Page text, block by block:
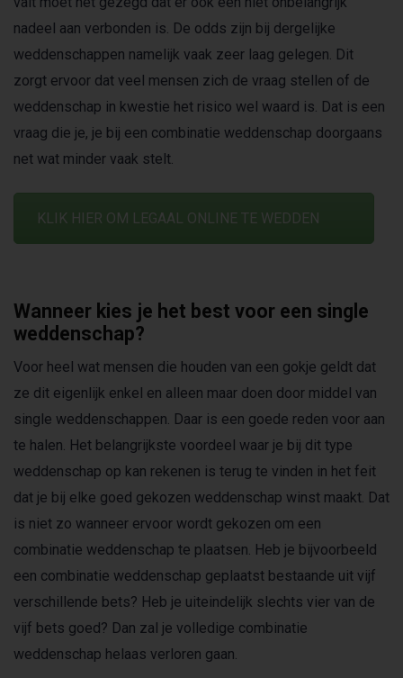
nadeel aan verbonden is. De odds zijn bij dergelijke
weddenschappen namelijk vaak zeer laag gelegen. Dit
zorgt ervoor dat veel mensen zich de vraag stellen of de
weddenschap in kwestie het risico wel waard is. Dat is een
vraag die je, je bij een combinatie weddenschap doorgaans
net wat minder vaak stelt.
KLIK HIER OM LEGAAL ONLINE TE WEDDEN
Wanneer kies je het best voor een single
weddenschap?
Voor heel wat mensen die houden van een gokje geldt dat
ze dit eigenlijk enkel en alleen maar doen door middel van
single weddenschappen. Daar is een goede reden voor aan
te halen. Het belangrijkste voordeel waar je bij dit type
weddenschap op kan rekenen is terug te vinden in het feit
dat je bij elke goed gekozen weddenschap winst maakt. Dat
is niet zo wanneer ervoor wordt gekozen om een
combinatie weddenschap te plaatsen. Heb je bijvoorbeeld
een combinatie weddenschap geplaatst bestaande uit vijf
verschillende bets? Heb je uiteindelijk slechts vier van de
vijf bets goed? Dan zal je volledige combinatie
weddenschap helaas verloren gaan.